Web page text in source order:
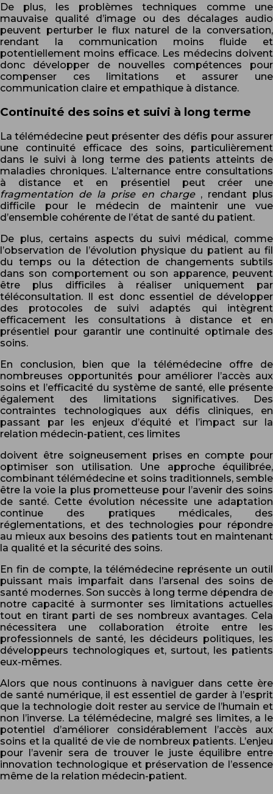
De plus, les problèmes techniques comme une
mauvaise qualité d’image ou des décalages audio
peuvent perturber le flux naturel de la conversation,
rendant la communication moins fluide et
potentiellement moins efficace. Les médecins doivent
donc développer de nouvelles compétences pour
compenser ces limitations et assurer une
communication claire et empathique à distance.
Continuité des soins et suivi à long terme
La télémédecine peut présenter des défis pour assurer
une continuité efficace des soins, particulièrement
dans le suivi à long terme des patients atteints de
maladies chroniques. L’alternance entre consultations
à distance et en présentiel peut créer une
fragmentation de la prise en charge , rendant plus
difficile pour le médecin de maintenir une vue
d’ensemble cohérente de l’état de santé du patient.
De plus, certains aspects du suivi médical, comme
l’observation de l’évolution physique du patient au fil
du temps ou la détection de changements subtils
dans son comportement ou son apparence, peuvent
être plus difficiles à réaliser uniquement par
téléconsultation. Il est donc essentiel de développer
des protocoles de suivi adaptés qui intègrent
efficacement les consultations à distance et en
présentiel pour garantir une continuité optimale des
soins.
En conclusion, bien que la télémédecine offre de
nombreuses opportunités pour améliorer l’accès aux
soins et l’efficacité du système de santé, elle présente
également des limitations significatives. Des
contraintes technologiques aux défis cliniques, en
passant par les enjeux d’équité et l’impact sur la
relation médecin-patient, ces limites
doivent être soigneusement prises en compte pour
optimiser son utilisation. Une approche équilibrée,
combinant télémédecine et soins traditionnels, semble
être la voie la plus prometteuse pour l’avenir des soins
de santé. Cette évolution nécessite une adaptation
continue des pratiques médicales, des
réglementations, et des technologies pour répondre
au mieux aux besoins des patients tout en maintenant
la qualité et la sécurité des soins.
En fin de compte, la télémédecine représente un outil
puissant mais imparfait dans l’arsenal des soins de
santé modernes. Son succès à long terme dépendra de
notre capacité à surmonter ses limitations actuelles
tout en tirant parti de ses nombreux avantages. Cela
nécessitera une collaboration étroite entre les
professionnels de santé, les décideurs politiques, les
développeurs technologiques et, surtout, les patients
eux-mêmes.
Alors que nous continuons à naviguer dans cette ère
de santé numérique, il est essentiel de garder à l’esprit
que la technologie doit rester au service de l’humain et
non l’inverse. La télémédecine, malgré ses limites, a le
potentiel d’améliorer considérablement l’accès aux
soins et la qualité de vie de nombreux patients. L’enjeu
pour l’avenir sera de trouver le juste équilibre entre
innovation technologique et préservation de l’essence
même de la relation médecin-patient.